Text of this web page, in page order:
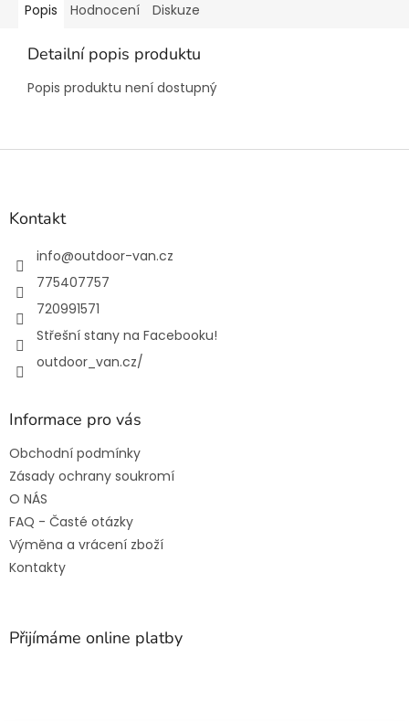
Popis Hodnocení Diskuze
Detailní popis produktu
Popis produktu není dostupný
Z
Kontakt
info@outdoor-van.cz
775407757
720991571
Střešní stany na Facebooku!
outdoor_van.cz/
Informace pro vás
Obchodní podmínky
Zásady ochrany soukromí
O NÁS
FAQ - Časté otázky
Výměna a vrácení zboží
Kontakty
Přijímáme online platby